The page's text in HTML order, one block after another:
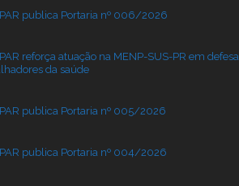
publica Portaria nº 006/2026
reforça atuação na MENP-SUS-PR em defesa
da saúde
publica Portaria nº 005/2026
publica Portaria nº 004/2026